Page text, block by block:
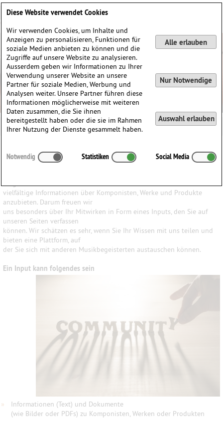
Ihr Input ist uns wichtig
vielfältige Informationen über Komponisten, Werke und Produkte
anzubieten. Darum freuen wir
uns besonders über Ihr Mitwirken in Form eines Inputs, den Sie auf
unseren Seiten verfassen
können. Wir schätzen es sehr, wenn Sie Ihr Wissen mit uns teilen und
bieten eine Plattform, auf
der Sie sich mit anderen Musikbegeisterten austauschen können.
Ein Input kann folgendes sein
»
Informationen (Text) und Dokumente
(wie Bilder oder PDFs) zu Komponisten, Werken oder Produkten
Diese Website verwendet Cookies
Wir verwenden Cookies, um Inhalte und
Anzeigen zu personalisieren, Funktionen für
soziale Medien anbieten zu können und die
Zugriffe auf unsere Website zu analysieren.
Ausserdem geben wir Informationen zu Ihrer
Verwendung unserer Website an unsere
Partner für soziale Medien, Werbung und
Analysen weiter. Unsere Partner führen diese
Informationen möglicherweise mit weiteren
Daten zusammen, die Sie ihnen
bereitgestellt haben oder die sie im Rahmen
Ihrer Nutzung der Dienste gesammelt haben.
Alle erlauben
Nur Notwendige
Auswahl erlauben
Notwendig Statistiken Social Media